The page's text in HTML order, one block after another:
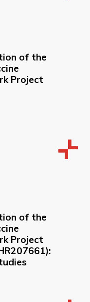
of the
Project
of the
Project